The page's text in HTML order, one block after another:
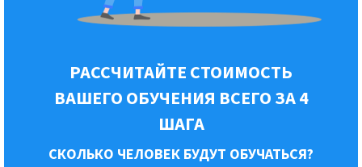
РАССЧИТАЙТЕ СТОИМОСТЬ
ВАШЕГО ОБУЧЕНИЯ ВСЕГО ЗА 4
ШАГА
СКОЛЬКО ЧЕЛОВЕК БУДУТ ОБУЧАТЬСЯ?